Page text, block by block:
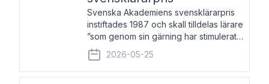
Svenska Akademiens svensklärarpris
instiftades 1987 och skall tilldelas lärare
”som genom sin gärning har stimulerat
intresset hos unga människor för
svenska språket och litteraturen”.
Prisutdelning och samtal med
2026-05-25